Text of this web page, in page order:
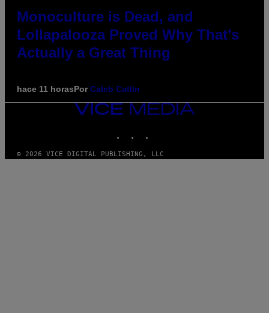
Monoculture is Dead, and
Lollapalooza Proved Why That’s
Actually a Great Thing
hace 11 horasPorCaleb Catlin
VICE
© 2026 VICE DIGITAL PUBLISHING, LLC